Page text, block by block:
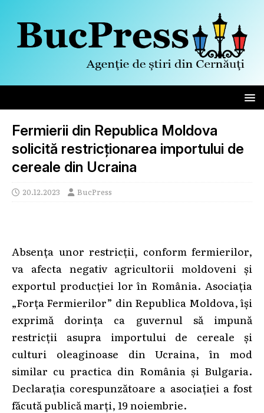
Fermierii din Republica Moldova
solicită restricționarea importului de
cereale din Ucraina
20.12.2023 BucPress
Absența unor restricții, conform fermierilor,
va afecta negativ agricultorii moldoveni și
exportul producției lor în România. Asociația
„Forța Fermierilor” din Republica Moldova, își
exprimă dorința ca guvernul să impună
restricții asupra importului de cereale și
culturi oleaginoase din Ucraina, în mod
similar cu practica din România și Bulgaria.
Declarația corespunzătoare a asociației a fost
făcută publică marți, 19 noiembrie.